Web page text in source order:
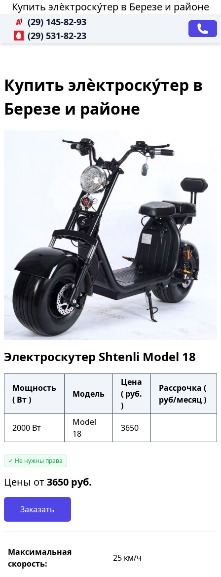
Купить элѐктроску́тер в Березе и районе
(29) 145-82-93
(29) 531-82-23
Купить элѐктроску́тер в
Березе и районе
Электроскутер Shtenli Model 18
Мощность
( Вт )
Модель
Цена
( руб.
)
Рассрочка (
руб/месяц )
2000 Вт
Model
18
3650
✓ Не нужны права
Цены от3650 руб.
Заказать
Максимальная
скорость:
25 км/ч